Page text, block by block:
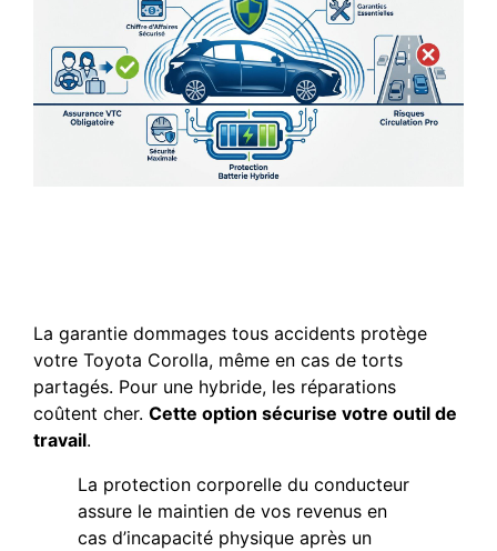
La garantie dommages tous accidents protège
votre Toyota Corolla, même en cas de torts
partagés. Pour une hybride, les réparations
coûtent cher. Cette option sécurise votre outil de
travail.
La protection corporelle du conducteur
assure le maintien de vos revenus en
cas d’incapacité physique après un